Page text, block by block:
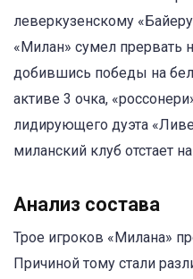
леверкузенскому
«Милан» сумел прервать
добившись победы на
активе 3 очка,
лидирующего дуэта
миланский клуб отстает
Анализ состава
Трое игроков «Милана»
Причиной тому стали